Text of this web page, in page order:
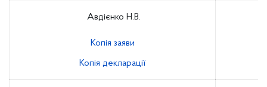
Авдієнко Н.В.
Копія заяви
Копія декларації